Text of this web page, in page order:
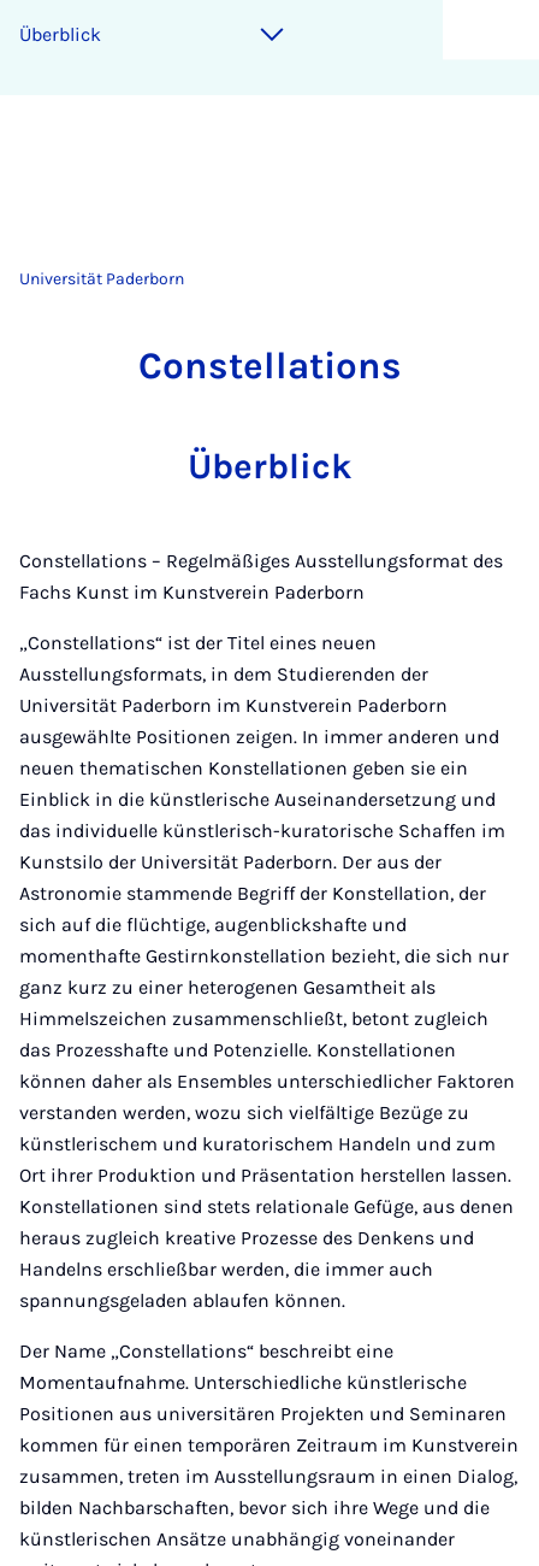
Überblick
Universität Paderborn
Constellations
Überblick
Constellations – Regelmäßiges Ausstellungsformat des
Fachs Kunst im Kunstverein Paderborn
„Constellations“ ist der Titel eines neuen
Ausstellungsformats, in dem Studierenden der
Universität Paderborn im Kunstverein Paderborn
ausgewählte Positionen zeigen. In immer anderen und
neuen thematischen Konstellationen geben sie ein
Einblick in die künstlerische Auseinandersetzung und
das individuelle künstlerisch-kuratorische Schaffen im
Kunstsilo der Universität Paderborn. Der aus der
Astronomie stammende Begriff der Konstellation, der
sich auf die flüchtige, augenblickshafte und
momenthafte Gestirnkonstellation bezieht, die sich nur
ganz kurz zu einer heterogenen Gesamtheit als
Himmelszeichen zusammenschließt, betont zugleich
das Prozesshafte und Potenzielle. Konstellationen
können daher als Ensembles unterschiedlicher Faktoren
verstanden werden, wozu sich vielfältige Bezüge zu
künstlerischem und kuratorischem Handeln und zum
Ort ihrer Produktion und Präsentation herstellen lassen.
Konstellationen sind stets relationale Gefüge, aus denen
heraus zugleich kreative Prozesse des Denkens und
Handelns erschließbar werden, die immer auch
spannungsgeladen ablaufen können.
Der Name „Constellations“ beschreibt eine
Momentaufnahme. Unterschiedliche künstlerische
Positionen aus universitären Projekten und Seminaren
kommen für einen temporären Zeitraum im Kunstverein
zusammen, treten im Ausstellungsraum in einen Dialog,
bilden Nachbarschaften, bevor sich ihre Wege und die
künstlerischen Ansätze unabhängig voneinander